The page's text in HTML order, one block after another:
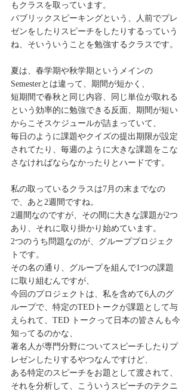
もクラスを取っています。
パブリックスピーキングという、人前でプレ
ゼンをしたりスピーチをしたりするっていう
ね、そいういうことを勉強するクラスです。
夏は、春学期や秋学期というメインの
Semesterとは違って、期間が短かく、
短期間で春秋と同じ内容、同じ単位が取れる
という効率的に勉強できる反面、期間が短い
からこそスケジュールが詰まっていて、
毎日のように課題やクイズの提出期限が設定
されてたり、毎週のように大きな課題をこな
さなければならなかったりとハードです。
私の取っているクラスは7月の末までなの
で、あと2週間ですね。
2週間なのですが、その間に大きな課題が2つ
あり、それに取り掛かり始めています。
2つのうち問題なのが、グループプロジェク
トです。
その名の通り、グループを組んで1つの課題
に取り組むんですが、
今回のプロジェクトは、私を含めて6人のグ
ループで、特定のTEDトークが課題として与
えられて、TED トークって日本の皆さんも今
知ってるのかな、
著名人が専門分野についてスピーチしたりプ
レゼンしたりするやつなんですけど、
ある特定のスピーチをお題として渡されて、
それを分析して、こういうスピーチのテクニ